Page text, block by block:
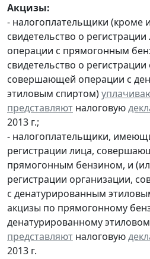
Акцизы:
- налогоплательщики
свидетельство о
операции с прямогонным
свидетельство о
совершающей операции с
этиловым спиртом)
представляют налоговую
2013 г.;
- налогоплательщики,
регистрации лица,
прямогонным бензином, и
регистрации организации,
с денатурированным
акцизы по прямогонному
денатурированному
представляют налоговую
2013 г.